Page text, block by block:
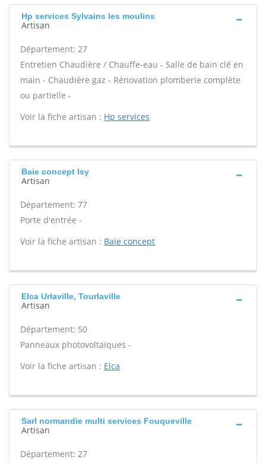
Hp services Sylvains les moulins
Artisan
Département: 27
Entretien Chaudière / Chauffe-eau - Salle de bain clé en
main - Chaudière gaz - Rénovation plomberie complète
ou partielle -
Voir la fiche artisan : Hp services
Baie concept Isy
Artisan
Département: 77
Porte d'entrée -
Voir la fiche artisan : Baie concept
Elca Urlaville, Tourlaville
Artisan
Département: 50
Panneaux photovoltaïques -
Voir la fiche artisan : Elca
Sarl normandie multi services Fouqueville
Artisan
Département: 27